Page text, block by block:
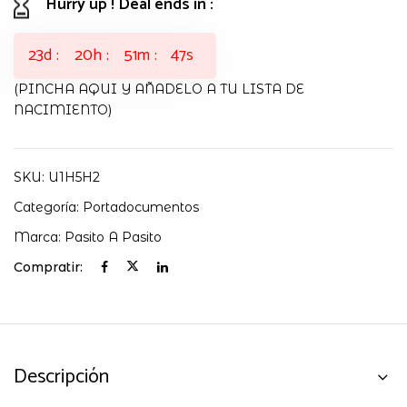
23d 20h 51m 46s
(PINCHA AQUI Y AÑADELO A TU LISTA DE
NACIMIENTO)
SKU: U1H5H2
Categoría: Portadocumentos
Marca: Pasito A Pasito
Compratir:
Descripción